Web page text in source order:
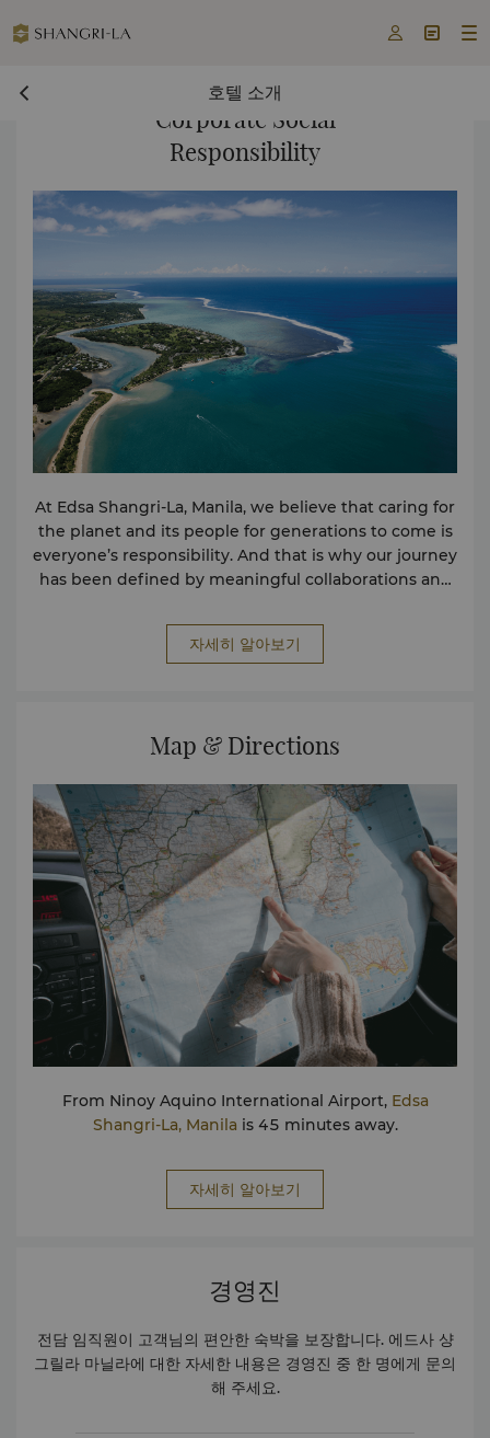
  
호텔 소개
Corporate Social
Responsibility
At Edsa Shangri-La, Manila, we believe that caring for
the planet and its people for generations to come is
everyone’s responsibility. And that is why our journey
has been defined by meaningful collaborations and
sustainable operations.
자세히 알아보기
Map & Directions
From Ninoy Aquino International Airport, Edsa
Shangri-La, Manila
is 45 minutes away.
자세히 알아보기
경영진
전담 임직원이 고객님의 편안한 숙박을 보장합니다. 에드사 샹
그릴라 마닐라에 대한 자세한 내용은 경영진 중 한 명에게 문의
해 주세요.